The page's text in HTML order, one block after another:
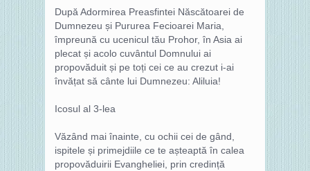
După Adormirea Preasfintei Născătoarei de
Dumnezeu și Pururea Fecioarei Maria,
împreună cu ucenicul tău Prohor, în Asia ai
plecat și acolo cuvântul Domnului ai
propovăduit și pe toți cei ce au crezut i-ai
învățat să cânte lui Dumnezeu: Aliluia!
Icosul al 3-lea
Văzând mai înainte, cu ochii cei de gând,
ispitele și primejdiile ce te așteaptă în calea
propovăduirii Evangheliei, prin credință